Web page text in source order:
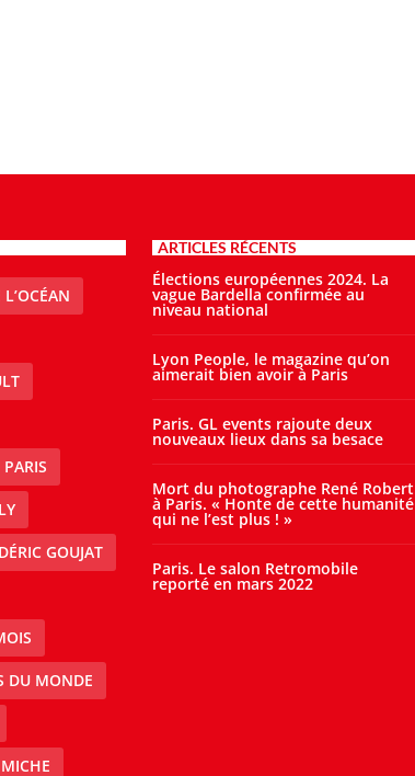
GOUJAT
DU MONDE
ARTICLES RÉCENTS
Élections européennes 2024. La
vague Bardella confirmée au
niveau national
Lyon People, le magazine qu’on
aimerait bien avoir à Paris
Paris. GL events rajoute deux
nouveaux lieux dans sa besace
Mort du photographe René Robert
à Paris. « Honte de cette humanité
qui ne l’est plus ! »
Paris. Le salon Retromobile
reporté en mars 2022